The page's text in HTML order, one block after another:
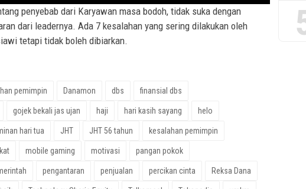
penyebab dari Karyawan masa bodoh, tidak suka dengan
dari leadernya. Ada 7 kesalahan yang sering dilakukan oleh
tetapi tidak boleh dibiarkan.
pemimpin Danamon dbs finansial dbs
gojek bekali jas ujan haji hari kasih sayang helo
hari tua JHT JHT 56 tahun kesalahan pemimpin
mobile gaming motivasi pangan pokok
pengantaran penjualan percikan cinta Reksa Dana